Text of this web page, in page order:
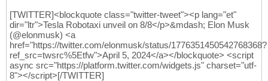
[TWITTER]<blockquote class="twitter-tweet"><p lang="et"
dir="ltr">Tesla Robotaxi unveil on 8/8</p>&mdash; Elon Musk
(@elonmusk) <a
href="https://twitter.com/elonmusk/status/1776351450542768368?
ref_src=twsrc%5Etfw">April 5, 2024</a></blockquote> <script
async src="https://platform.twitter.com/widgets.js" charset="utf-
8"></script>[/TWITTER]